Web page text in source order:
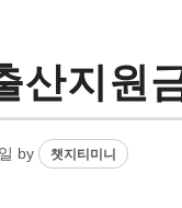
산지원
by 챗지티미니